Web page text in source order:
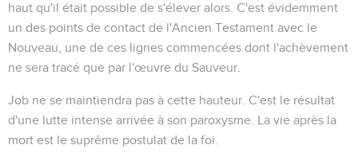
haut qu'il était possible de s'élever alors. C'est évidemment
un des points de contact de l'Ancien Testament avec le
Nouveau, une de ces lignes commencées dont l'achèvement
ne sera tracé que par l'œuvre du Sauveur.
Job ne se maintiendra pas à cette hauteur. C'est le résultat
d'une lutte intense arrivée à son paroxysme. La vie après la
mort est le suprême postulat de la foi.